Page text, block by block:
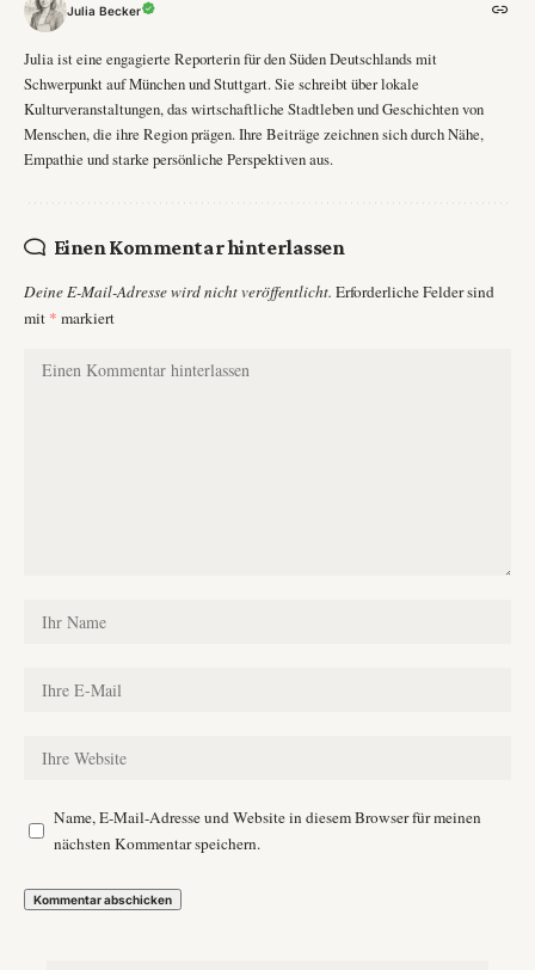
Julia Becker
Julia ist eine engagierte Reporterin für den Süden Deutschlands mit
Schwerpunkt auf München und Stuttgart. Sie schreibt über lokale
Kulturveranstaltungen, das wirtschaftliche Stadtleben und Geschichten von
Menschen, die ihre Region prägen. Ihre Beiträge zeichnen sich durch Nähe,
Empathie und starke persönliche Perspektiven aus.
Einen Kommentar hinterlassen
Deine E-Mail-Adresse wird nicht veröffentlicht. Erforderliche Felder sind
mit * markiert
Name, E-Mail-Adresse und Website in diesem Browser für meinen
nächsten Kommentar speichern.